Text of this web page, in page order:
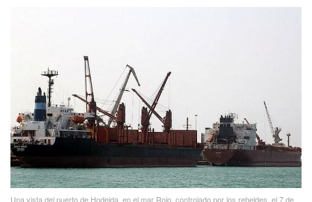
Una vista del puerto de Hodeida, en el mar Rojo, controlado por los rebeldes, el 7 de